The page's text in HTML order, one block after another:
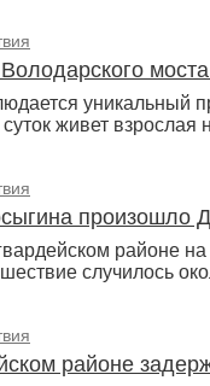
уникальный
суток живет
произошло
районе
случилось
районе